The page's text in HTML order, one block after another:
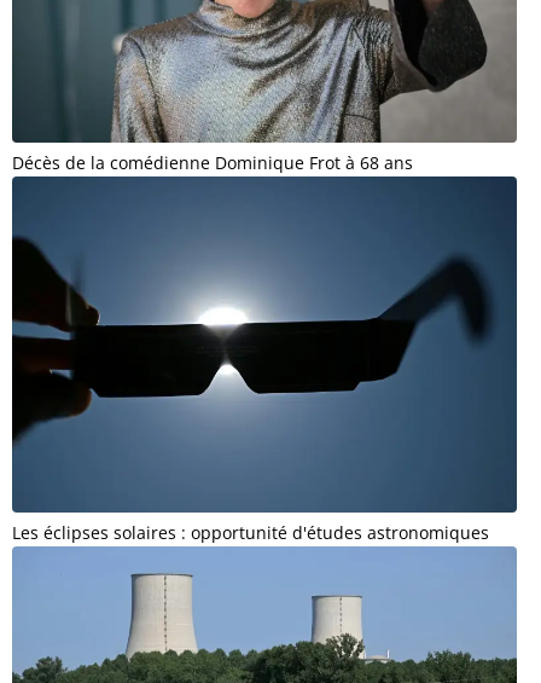
Décès de la comédienne Dominique Frot à 68 ans
Les éclipses solaires : opportunité d'études astronomiques